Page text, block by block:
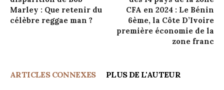
Marley : Que retenir du
célèbre reggae man ?
CFA en 2024 : Le Bénin
6ème, la Côte D’Ivoire
première économie de la
zone franc
ARTICLES CONNEXES PLUS DE L'AUTEUR